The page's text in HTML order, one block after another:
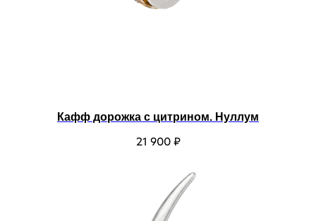
Кафф дорожка с цитрином. Нуллум
21 900 ₽